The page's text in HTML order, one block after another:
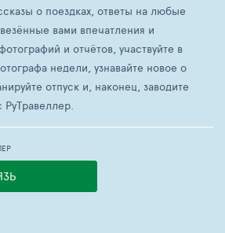
о поездках, ответы на любые
вами впечатления и
и отчётов, участвуйте в
недели, узнавайте новое о
отпуск и, наконец, заводите
РуТравеллер.